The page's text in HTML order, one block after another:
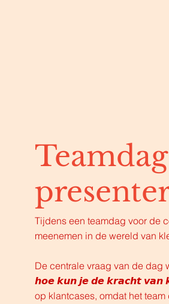
Tijdens een teamdag voor de
meenemen in de wereld van
De centrale vraag van de dag
𝙝𝙤𝙚 𝙠𝙪𝙣 𝙟𝙚 𝙙𝙚 𝙠𝙧𝙖𝙘𝙝𝙩 𝙫𝙖𝙣
op klantcases, omdat het